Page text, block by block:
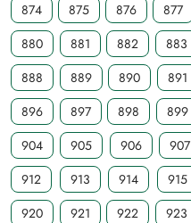
874
875 876 877
880
881 882 883
888
889 890 891
896
897 898 899
904
905 906 907
912
913 914 915
920
921 922 923